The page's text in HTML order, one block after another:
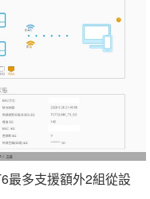
最多支援額外2組從設